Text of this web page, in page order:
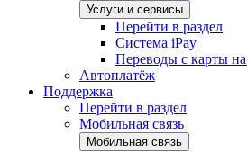
Услуги и сервисы
Перейти в раздел
Система iPay
Переводы с карты на
Автоплатёж
Поддержка
Перейти в раздел
Мобильная связь
Мобильная связь